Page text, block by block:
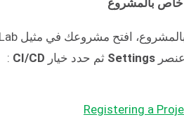
Settings ثم حدد خيار CI/CD
: